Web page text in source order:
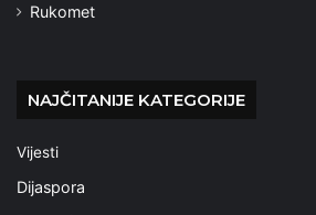
Rukomet
NAJČITANIJE KATEGORIJE
Vijesti
Dijaspora